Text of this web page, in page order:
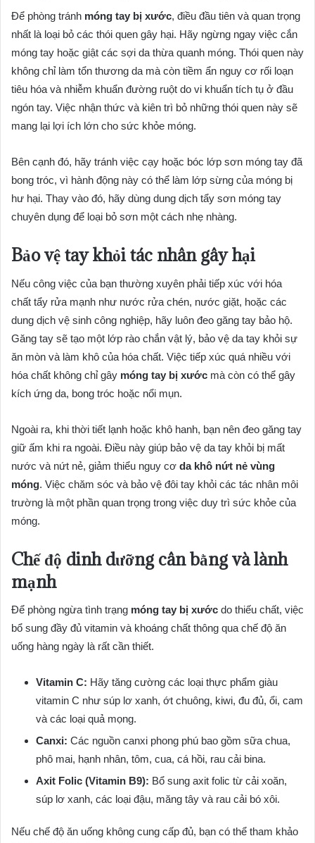
Để phòng tránh móng tay bị xước, điều đầu tiên và quan trọng
nhất là loại bỏ các thói quen gây hại. Hãy ngừng ngay việc cắn
móng tay hoặc giật các sợi da thừa quanh móng. Thói quen này
không chỉ làm tổn thương da mà còn tiềm ẩn nguy cơ rối loạn
tiêu hóa và nhiễm khuẩn đường ruột do vi khuẩn tích tụ ở đầu
ngón tay. Việc nhận thức và kiên trì bỏ những thói quen này sẽ
mang lại lợi ích lớn cho sức khỏe móng.
Bên cạnh đó, hãy tránh việc cạy hoặc bóc lớp sơn móng tay đã
bong tróc, vì hành động này có thể làm lớp sừng của móng bị
hư hại. Thay vào đó, hãy dùng dung dịch tẩy sơn móng tay
chuyên dụng để loại bỏ sơn một cách nhẹ nhàng.
Bảo vệ tay khỏi tác nhân gây hại
Nếu công việc của bạn thường xuyên phải tiếp xúc với hóa
chất tẩy rửa mạnh như nước rửa chén, nước giặt, hoặc các
dung dịch vệ sinh công nghiệp, hãy luôn đeo găng tay bảo hộ.
Găng tay sẽ tạo một lớp rào chắn vật lý, bảo vệ da tay khỏi sự
ăn mòn và làm khô của hóa chất. Việc tiếp xúc quá nhiều với
hóa chất không chỉ gây móng tay bị xước mà còn có thể gây
kích ứng da, bong tróc hoặc nổi mụn.
Ngoài ra, khi thời tiết lạnh hoặc khô hanh, bạn nên đeo găng tay
giữ ấm khi ra ngoài. Điều này giúp bảo vệ da tay khỏi bị mất
nước và nứt nẻ, giảm thiểu nguy cơ da khô nứt nẻ vùng
móng. Việc chăm sóc và bảo vệ đôi tay khỏi các tác nhân môi
trường là một phần quan trọng trong việc duy trì sức khỏe của
móng.
Chế độ dinh dưỡng cân bằng và lành
mạnh
Để phòng ngừa tình trạng móng tay bị xước do thiếu chất, việc
bổ sung đầy đủ vitamin và khoáng chất thông qua chế độ ăn
uống hàng ngày là rất cần thiết.
Vitamin C: Hãy tăng cường các loại thực phẩm giàu
vitamin C như súp lơ xanh, ớt chuông, kiwi, đu đủ, ổi, cam
và các loại quả mọng.
Canxi: Các nguồn canxi phong phú bao gồm sữa chua,
phô mai, hạnh nhân, tôm, cua, cá hồi, rau cải bina.
Axit Folic (Vitamin B9): Bổ sung axit folic từ cải xoăn,
súp lơ xanh, các loại đậu, măng tây và rau cải bó xôi.
Nếu chế độ ăn uống không cung cấp đủ, bạn có thể tham khảo